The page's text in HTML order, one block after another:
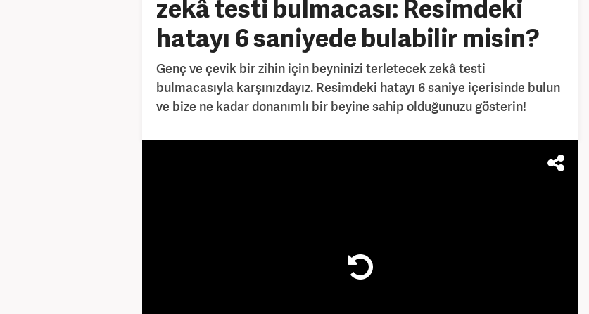
zekâ testi bulmacası: Resimdeki
hatayı 6 saniyede bulabilir misin?
Genç ve çevik bir zihin için beyninizi terletecek zekâ testi
bulmacasıyla karşınızdayız. Resimdeki hatayı 6 saniye içerisinde bulun
ve bize ne kadar donanımlı bir beyine sahip olduğunuzu gösterin!